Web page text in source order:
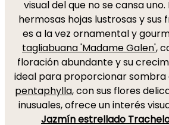
visual del que no se cansa uno.
hermosas hojas lustrosas y sus
es a la vez ornamental y
tagliabuana 'Madame Galen',
floración abundante y su
ideal para proporcionar sombra
pentaphylla, con sus flores
inusuales, ofrece un interés
Jazmín estrellado